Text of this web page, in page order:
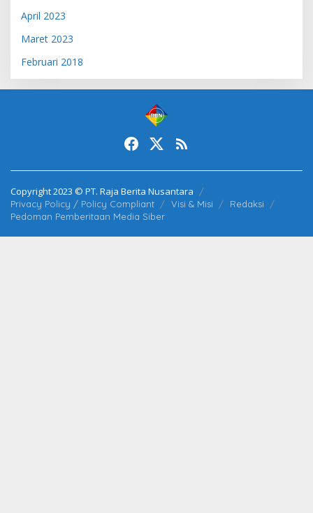
April 2023
Maret 2023
Februari 2018
Copyright 2023 © PT. Raja Berita Nusantara
Privacy Policy / Policy Compliant Visi & Misi
Redaksi
Pedoman Pemberitaan Media Siber